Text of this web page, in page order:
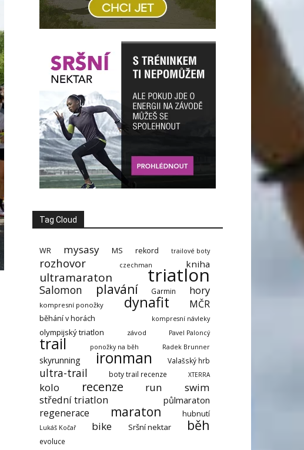
Tag Cloud
WR mysasy MS rekord trailové boty
rozhovor czechman kniha
ultramaraton triatlon
Salomon plavání Garmin hory
kompresní ponožky dynafit MČR
běhání v horách kompresní návleky
olympijský triatlon závod Pavel Paloncý
trail ponožky na běh Radek Brunner
skyrunning ironman Valašský hrb
ultra-trail boty trail recenze XTERRA
kolo recenze run
swim
střední triatlon
půlmaraton
regenerace maraton hubnutí
Lukáš Kočař bike Sršní nektar běh
evoluce